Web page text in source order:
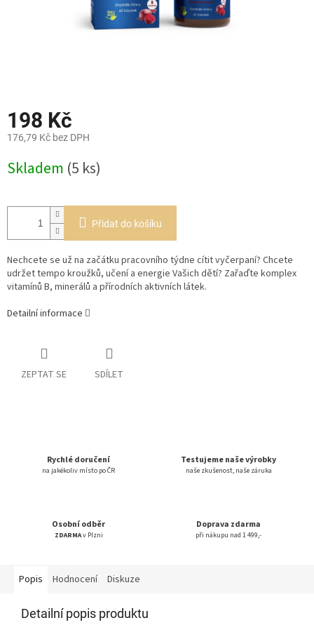
198 Kč
176,79 Kč bez DPH
cena:
Skladem (5 ks)
Přidat do košíku
Nechcete se už na začátku pracovního týdne cítit vyčerpaní? Chcete
udržet tempo kroužků, učení a energie Vašich dětí? Zařaďte komplex
vitamínů B, minerálů a přírodních aktivních látek.
Detailní informace
ZEPTAT SE SDÍLET
Rychlé doručení
na jakékoliv místo po ČR
Testujeme naše výrobky
naše zkušenost, naše záruka
Osobní odběr
ZDARMAv Plzni
Doprava zdarma
při nákupu nad 1 499,-
Popis Hodnocení Diskuze
Detailní popis produktu